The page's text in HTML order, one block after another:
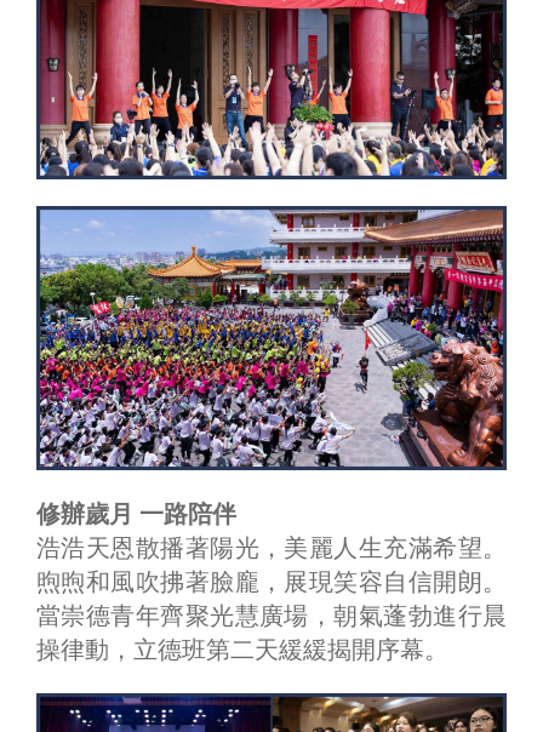
修辦歲月 一路陪伴
浩浩天恩散播著陽光，美麗人生充滿希望。
煦煦和風吹拂著臉龐，展現笑容自信開朗。
當崇德青年齊聚光慧廣場，朝氣蓬勃進行晨
操律動，立德班第二天緩緩揭開序幕。